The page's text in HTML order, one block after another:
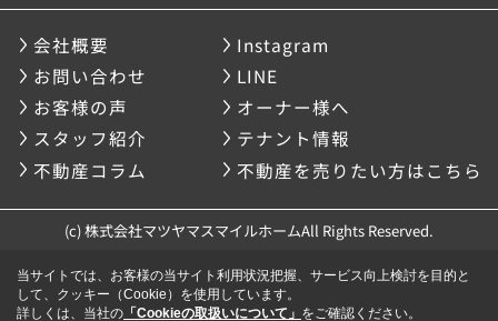
会社概要
Instagram
お問い合わせ
LINE
お客様の声
オーナー様へ
スタッフ紹介
テナント情報
不動産コラム
不動産を売りたい方はこちら
(c) 株式会社マツヤマスマイルホームAll Rights Reserved.
当サイトでは、お客様の当サイト利用状況把握、サービス向上検討を目的と
して、クッキー（Cookie）を使用しています。
詳しくは、当社の 「Cookieの取扱いについて」 をご確認ください。